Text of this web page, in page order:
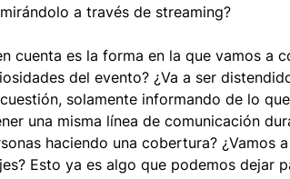
a través de streaming?
cuenta es la forma en la que vamos a
del evento? ¿Va a ser
solamente informando de lo
una misma línea de comunicación
haciendo una cobertura? ¿Vamos
Esto ya es algo que podemos dejar